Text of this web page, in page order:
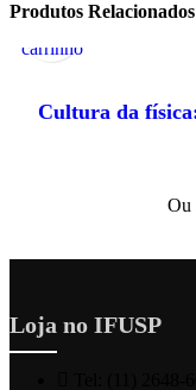
Produtos Relacionados
ao
carrinho
Rápida
Cultura da
Ou
Loja no IFUSP